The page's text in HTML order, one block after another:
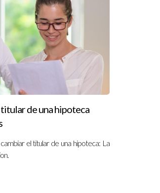
como reservas, arras
siempre documentar
deseas explorar más sobre
camino.
penalización o
de una hipoteca
el titular de una hipoteca: La